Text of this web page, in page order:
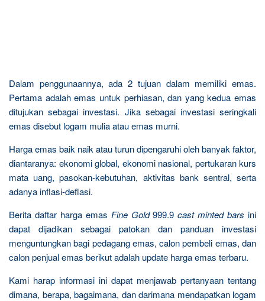
Dalam penggunaannya, ada 2 tujuan dalam memiliki emas.
Pertama adalah emas untuk perhiasan, dan yang kedua emas
ditujukan sebagai investasi. Jika sebagai investasi seringkali
emas disebut logam mulia atau emas murni.
Harga emas baik naik atau turun dipengaruhi oleh banyak faktor,
diantaranya: ekonomi global, ekonomi nasional, pertukaran kurs
mata uang, pasokan-kebutuhan, aktivitas bank sentral, serta
adanya inflasi-deflasi.
Berita daftar harga emas Fine Gold999.9cast minted barsini
dapat dijadikan sebagai patokan dan panduan investasi
menguntungkan bagi pedagang emas, calon pembeli emas, dan
calon penjual emas berikut adalah update harga emas terbaru.
Kami harap informasi ini dapat menjawab pertanyaan tentang
dimana, berapa, bagaimana, dan darimana mendapatkan logam